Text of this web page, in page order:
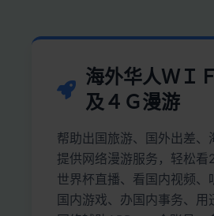
海外华人ＷＩ
及４Ｇ漫游
帮助出国旅游、国外出差、
提供网络漫游服务，轻松
世界杯直播、看国内视频、
国内游戏、办国内事务、用